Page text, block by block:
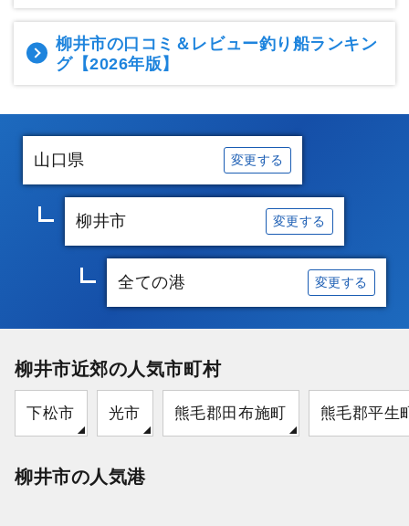
柳井市の口コミ＆レビュー釣り船ランキン
グ【2026年版】
山口県 変更する
柳井市 変更する
全ての港 変更する
柳井市近郊の人気市町村
下松市 光市 熊毛郡田布施町 熊毛郡平生
柳井市の人気港